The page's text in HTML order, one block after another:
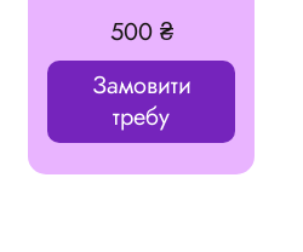
500 ₴
Замовити
требу